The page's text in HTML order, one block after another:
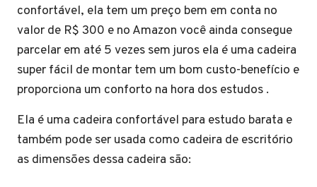
confortável, ela tem um preço bem em conta no
valor de R$ 300 e no Amazon você ainda consegue
parcelar em até 5 vezes sem juros ela é uma cadeira
super fácil de montar tem um bom custo-benefício e
proporciona um conforto na hora dos estudos .
Ela é uma cadeira confortável para estudo barata e
também pode ser usada como cadeira de escritório
as dimensões dessa cadeira são: